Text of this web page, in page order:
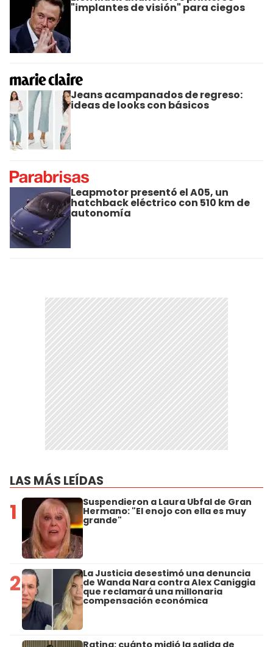
"implantes de visión" para ciegos
Jeans acampanados de regreso:
ideas de looks con básicos
Leapmotor presentó el A05, un
hatchback eléctrico con 510 km de
autonomía
LAS MÁS LEÍDAS
1 Suspendieron a Laura Ubfal de Gran
Hermano: "El enojo con ella es muy
grande"
2 La Justicia desestimó una denuncia
de Wanda Nara contra Alex Caniggia
que reclamará una millonaria
compensación económica